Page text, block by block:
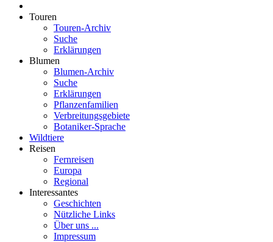
Touren
Touren-Archiv
Suche
Erklärungen
Blumen
Blumen-Archiv
Suche
Erklärungen
Pflanzenfamilien
Verbreitungsgebiete
Botaniker-Sprache
Wildtiere
Reisen
Fernreisen
Europa
Regional
Interessantes
Geschichten
Nützliche Links
Über uns ...
Impressum